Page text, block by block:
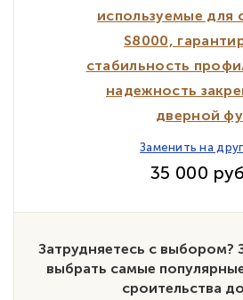
используемые для
S8000,
стабильность
надежность
дверной фу
Заменить на
35 000
Затрудняетесь с выбором?
выбрать самые
сроительства